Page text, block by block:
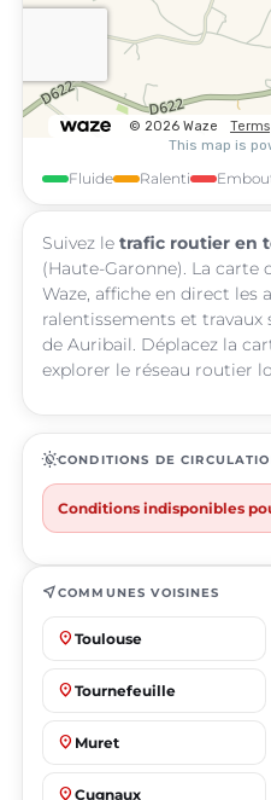
Fluide Ralenti
Suivez le trafic routier en
(Haute-Garonne). La carte
Waze, affiche en direct les
ralentissements et travaux
de Auribail. Déplacez la
explorer le réseau routier
routineCONDITIONS DE
Conditions indisponibles
near_meCOMMUNES VOISINES
place Toulouse
place Tournefeuille
place Muret
place Cugnaux